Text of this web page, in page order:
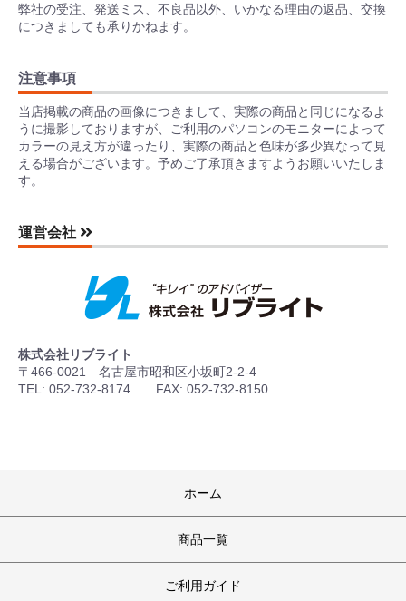
弊社の受注、発送ミス、不良品以外、いかなる理由の返品、交換
につきましても承りかねます。
注意事項
当店掲載の商品の画像につきまして、実際の商品と同じになるよ
うに撮影しておりますが、ご利用のパソコンのモニターによって
カラーの見え方が違ったり、実際の商品と色味が多少異なって見
える場合がございます。予めご了承頂きますようお願いいたしま
す。
運営会社
株式会社リブライト
〒466-0021 名古屋市昭和区小坂町2-2-4
TEL: 052-732-8174 FAX: 052-732-8150
ホーム
商品一覧
ご利用ガイド